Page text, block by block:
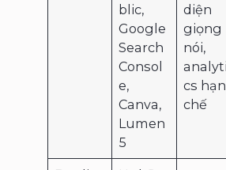
blic,
Google
Search
Consol
e,
Canva,
Lumen
5
diện
giọng
nói,
analyti
cs hạn
chế